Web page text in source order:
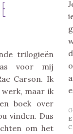
trilogieën
voor mij
Carson. Ik
maar ik
boek over
vinden. Dus
om het